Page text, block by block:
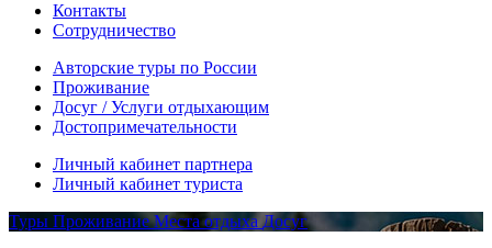
Контакты
Сотрудничество
Авторские туры по России
Проживание
Досуг / Услуги отдыхающим
Достопримечательности
Личный кабинет партнера
Личный кабинет туриста
Туры ПроживаниеМеста отдыха Досуг